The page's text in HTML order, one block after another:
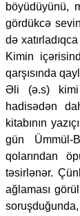
böyüdüyünü,
gördükcə
də
Kimin
qarşısında
Əli (ə.s) kimi
hadisədən
kitabının
gün Ümmül-
qolarından
təsirlənər.
ağlaması